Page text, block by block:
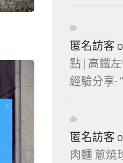
匿名訪客
點 | 高鐵
經驗分享: “
匿名訪客
肉麵 蔥燒